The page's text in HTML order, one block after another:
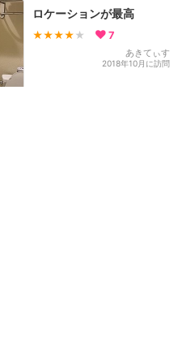
ロケーションが最高
★★★★ ★ 7
あきてぃす
2018年10月に訪問